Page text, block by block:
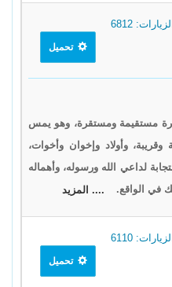
الزيارات: 6812
تحميل
مستقيمة ومستقرة، وهو يمس
وأولاد وإخوان وأخوات،
لداعي الله ورسوله، وأهماله
في الواقع.
.... المزيد
الزيارات: 6110
تحميل